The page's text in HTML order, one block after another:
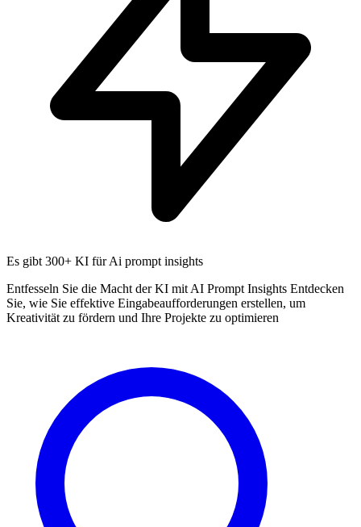
Es gibt 300+ KI für Ai prompt insights
Entfesseln Sie die Macht der KI mit AI Prompt Insights Entdecken
Sie, wie Sie effektive Eingabeaufforderungen erstellen, um
Kreativität zu fördern und Ihre Projekte zu optimieren